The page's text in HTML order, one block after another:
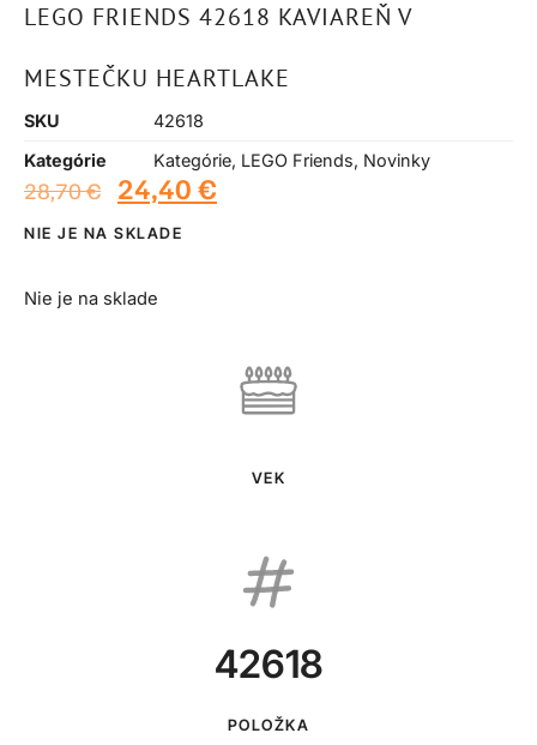
LEGO FRIENDS 42618 KAVIAREŇ V
MESTEČKU HEARTLAKE
SKU
42618
Kategórie
Kategórie, LEGO Friends, Novinky
28,70€ 24,40 €
NIE JE NA SKLADE
Nie je na sklade
VEK
42618
POLOŽKA